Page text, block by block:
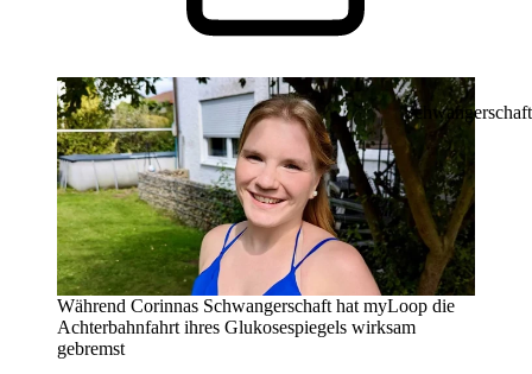
Schwangerschaft
Während Corinnas Schwangerschaft hat myLoop die
Achterbahnfahrt ihres Glukosespiegels wirksam
gebremst